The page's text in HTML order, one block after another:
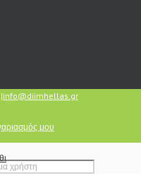
|info@diimhellas.gr
μου